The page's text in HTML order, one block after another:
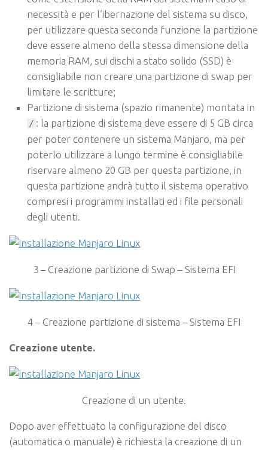
necessità e per l’ibernazione del sistema su disco,
per utilizzare questa seconda funzione la partizione
deve essere almeno della stessa dimensione della
memoria RAM, sui dischi a stato solido (SSD) è
consigliabile non creare una partizione di swap per
limitare le scritture;
Partizione di sistema (spazio rimanente) montata in
/ : la partizione di sistema deve essere di 5 GB circa
per poter contenere un sistema Manjaro, ma per
poterlo utilizzare a lungo termine è consigliabile
riservare almeno 20 GB per questa partizione, in
questa partizione andrà tutto il sistema operativo
compresi i programmi installati ed i file personali
degli utenti.
3 – Creazione partizione di Swap – Sistema EFI
4 – Creazione partizione di sistema – Sistema EFI
Creazione utente.
Creazione di un utente.
Dopo aver effettuato la configurazione del disco
(automatica o manuale) è richiesta la creazione di un